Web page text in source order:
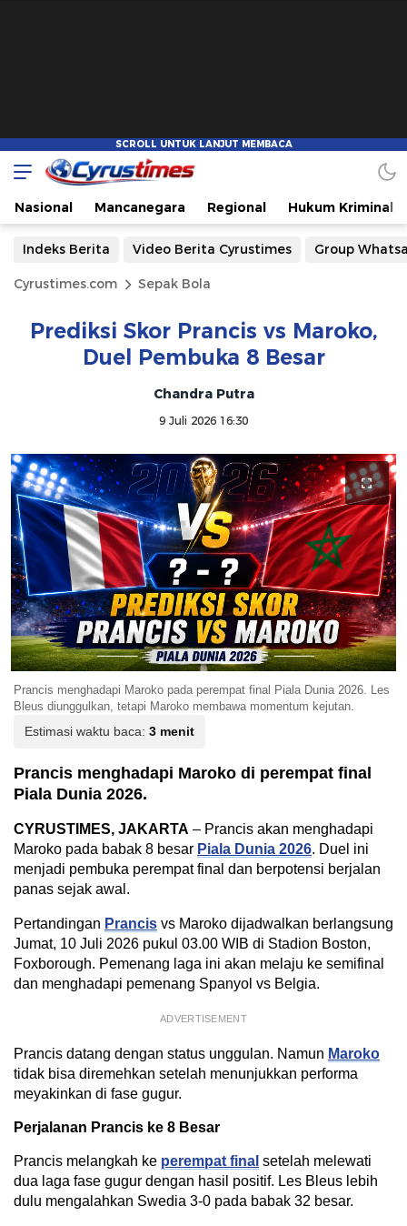
Nasional Mancanegara Regional Hukum Kriminal
Indeks Berita Video Berita Cyrustimes Group
Cyrustimes.com Sepak Bola
Prediksi Skor Prancis vs Maroko,
Duel Pembuka 8 Besar
Chandra Putra
9 Juli 2026 16:30
Prancis menghadapi Maroko pada perempat final Piala Dunia 2026. Les
Bleus diunggulkan, tetapi Maroko membawa momentum kejutan.
Estimasi waktu baca: 3 menit
Prancis menghadapi Maroko di perempat final
Piala Dunia 2026.
CYRUSTIMES, JAKARTA – Prancis akan menghadapi
Maroko pada babak 8 besar Piala Dunia 2026. Duel ini
menjadi pembuka perempat final dan berpotensi berjalan
panas sejak awal.
Pertandingan Prancis vs Maroko dijadwalkan berlangsung
Jumat, 10 Juli 2026 pukul 03.00 WIB di Stadion Boston,
Foxborough. Pemenang laga ini akan melaju ke semifinal
dan menghadapi pemenang Spanyol vs Belgia.
ADVERTISEMENT
Prancis datang dengan status unggulan. Namun Maroko
tidak bisa diremehkan setelah menunjukkan performa
meyakinkan di fase gugur.
Perjalanan Prancis ke 8 Besar
Prancis melangkah ke perempat final setelah melewati
dua laga fase gugur dengan hasil positif. Les Bleus lebih
dulu mengalahkan Swedia 3-0 pada babak 32 besar.